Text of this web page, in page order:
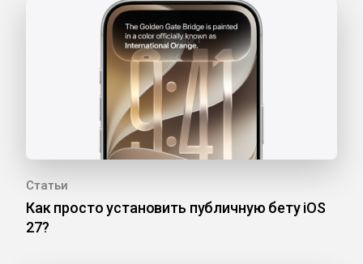
Статьи
Как просто установить публичную бету iOS
27?